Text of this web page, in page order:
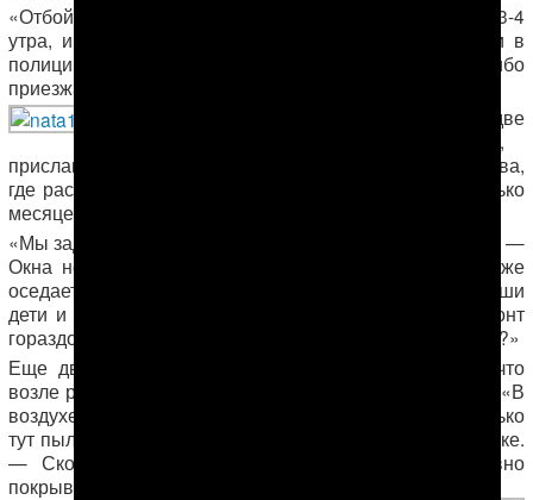
«Отбойный молоток не смолкает в нашем районе до 3-4
утра, и это все в жилых кварталах! Не раз звонили в
полицию, но те либо вообще не реагируют, либо
приезжают спустя час», — сообщил ашхабадец.
Вот две
фотографии,
присланные жителем той части улицы Худайбердыева,
где расположен магазин «Сумбар». Здесь уже несколько
месяцев ведутся дорожные работы.
«Мы задыхаемся от пыли, — пишет автор фотоснимка. —
Окна невозможно открыть даже ночью — пыль тут же
оседает на полу и мебели. И этим воздухом дышат наши
дети и внуки! Неужели нельзя делать подобный ремонт
гораздо быстрее и не в самое июньско-июльское пекло?»
Еще два снимка присланы из 30-го микрорайона, что
возле рынка. И тут идет нескончаемый ремонт дороги. «В
воздухе можно топор повесить — не упадет, настолько
тут пыльно, — пишет один из торговцев зелени на рынке.
— Сколько ни моем овощи, зелень, они все равно
покрываются слоем пыли».